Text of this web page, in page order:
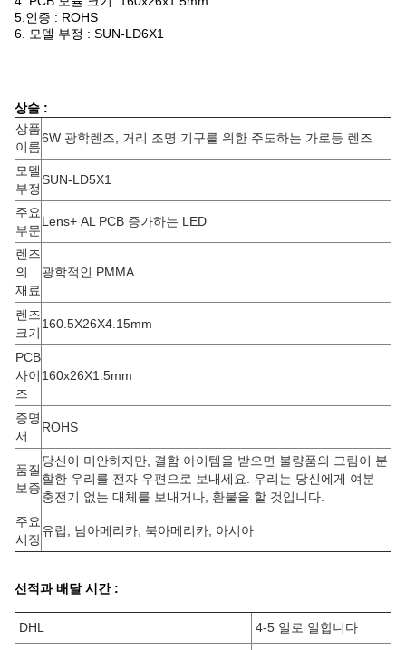
5.인증 : ROHS
6. 모델 부정 : SUN-LD6X1
상술 :
상품
이름
6W 광학렌즈, 거리 조명 기구를 위한 주도하는 가로등 렌즈
모델
부정
SUN-LD5X1
주요
부문
Lens+ AL PCB 증가하는 LED
렌즈
의
재료
광학적인 PMMA
렌즈
크기
160.5X26X4.15mm
PCB
사이
즈
160x26X1.5mm
증명
서
ROHS
품질
보증
당신이 미안하지만, 결함 아이템을 받으면 불량품의 그림이 분
할한 우리를 전자 우편으로 보내세요. 우리는 당신에게 여분
충전기 없는 대체를 보내거나, 환불을 할 것입니다.
주요
시장
유럽, 남아메리카, 북아메리카, 아시아
선적과 배달 시간 :
DHL 4-5 일로 일합니다